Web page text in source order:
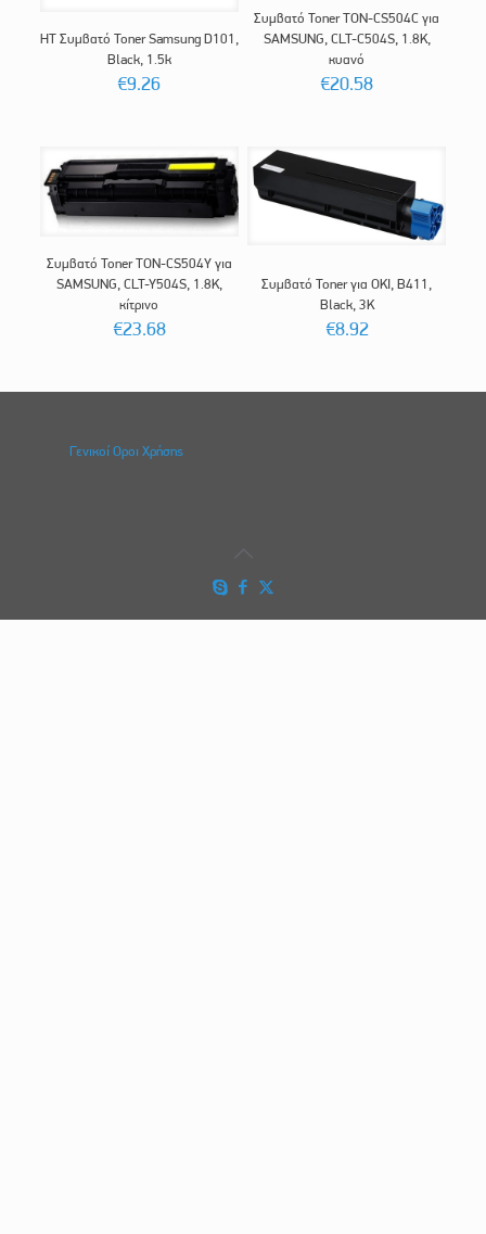
HT Συμβατό Toner Samsung D101,
Black, 1.5k
€9.26
Συμβατό Toner TON-CS504C για
SAMSUNG, CLT-C504S, 1.8K,
κυανό
€20.58
Συμβατό Toner TON-CS504Y για
SAMSUNG, CLT-Y504S, 1.8K,
κίτρινο
€23.68
Συμβατό Toner για OKI, B411,
Black, 3K
€8.92
Γενικοί Οροι Χρήσης